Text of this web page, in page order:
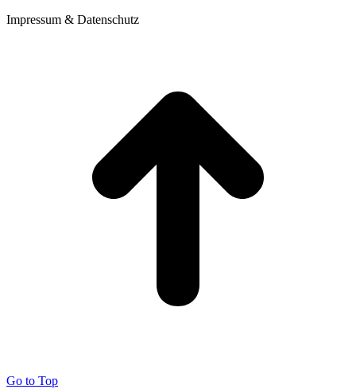
Impressum & Datenschutz
Go to Top